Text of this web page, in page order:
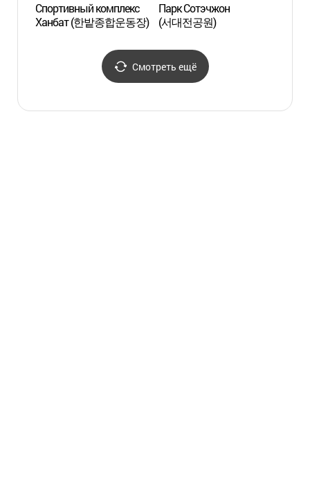
Спортивный комплекс
Ханбат (한밭종합운동장)
Парк Сотэчжон
(서대전공원)
Смотреть ещё